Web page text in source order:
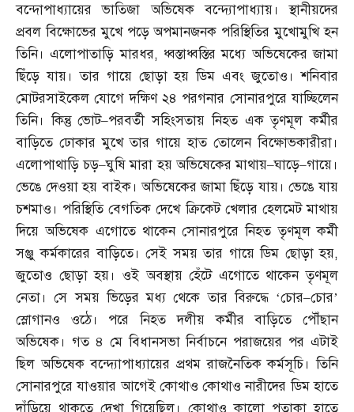
বন্দোপাধ্যায়ের ভাতিজা অভিষেক বন্দ্যোপাধ্যায়। স্থানীয়দের
প্রবল বিক্ষোভের মুখে পড়ে অপমানজনক পরিস্থিতির মুখোমুখি হন
তিনি। এলোপাতাড়ি মারধর, ধ্বস্তাধ্বস্তির মধ্যে অভিষেকের জামা
ছিঁড়ে যায়। তার গায়ে ছোড়া হয় ডিম এবং জুতোও। শনিবার
মোটরসাইকেল যোগে দক্ষিণ ২৪ পরগনার সোনারপুরে যাচ্ছিলেন
তিনি। কিন্তু ভোট–পরবর্তী সহিংসতায় নিহত এক তৃণমূল কর্মীর
বাড়িতে ঢোকার মুখে তার গায়ে হাত তোলেন বিক্ষোভকারীরা।
এলোপাথাড়ি চড়–ঘুষি মারা হয় অভিষেকের মাথায়–ঘাড়ে–গায়ে।
ভেঙে দেওয়া হয় বাইক। অভিষেকের জামা ছিঁড়ে যায়। ভেঙে যায়
চশমাও। পরিস্থিতি বেগতিক দেখে ক্রিকেট খেলার হেলমেট মাথায়
দিয়ে অভিষেক এগোতে থাকেন সোনারপুরে নিহত তৃণমূল কর্মী
সঞ্জু কর্মকারের বাড়িতে। সেই সময় তার গায়ে ডিম ছোড়া হয়,
জুতোও ছোড়া হয়। ওই অবস্থায় হেঁটে এগোতে থাকেন তৃণমূল
নেতা। সে সময় ভিড়ের মধ্য থেকে তার বিরুদ্ধে ‘চোর–চোর’
স্লোগানও ওঠে। পরে নিহত দলীয় কর্মীর বাড়িতে পৌঁছান
অভিষেক। গত ৪ মে বিধানসভা নির্বাচনে পরাজয়ের পর এটাই
ছিল অভিষেক বন্দ্যোপাধ্যায়ের প্রথম রাজনৈতিক কর্মসূচি। তিনি
সোনারপুরে যাওয়ার আগেই কোথাও কোথাও নারীদের ডিম হাতে
দাঁড়িয়ে থাকতে দেখা গিয়েছিল। কোথাও কালো পতাকা হাতে